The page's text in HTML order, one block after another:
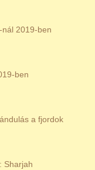
nál 2019-ben
ben
a fjordok
Sharjah